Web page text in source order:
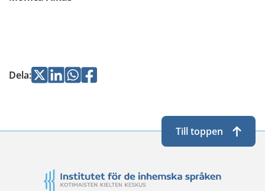
Dela:Jaa Jaa Jaa
Jaa
Till toppen